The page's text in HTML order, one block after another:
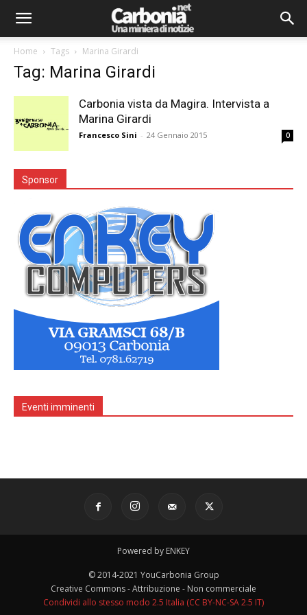
Home Tags Marina Girardi
Tag: Marina Girardi
Carbonia vista da Magira. Intervista a
Marina Girardi
Francesco Sini - 24 Gennaio 2015 0
Sponsor
Eventi imminenti
Powered by ENKEY
© 2014-2021 YouCarbonia Group
Creative Commons - Attribuzione - Non commerciale
Condividi allo stesso modo 2.5 Italia (CC BY-NC-SA 2.5 IT)